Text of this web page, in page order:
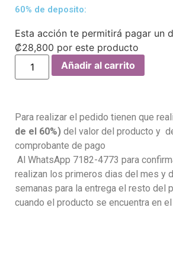
60% de deposito:
Esta acción te permitirá pagar un
₡28,800 por este producto
Añadir al carrito
Para realizar el pedido tienen que
de el 60%) del valor del producto y
comprobante de pago
Al WhatsApp 7182-4773 para
realizan los primeros dias del mes y
semanas para la entrega el resto del
cuando el producto se encuentra en